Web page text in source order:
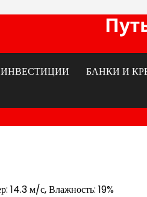
БАНКИ И
14.3 м/с, Влажность: 19%